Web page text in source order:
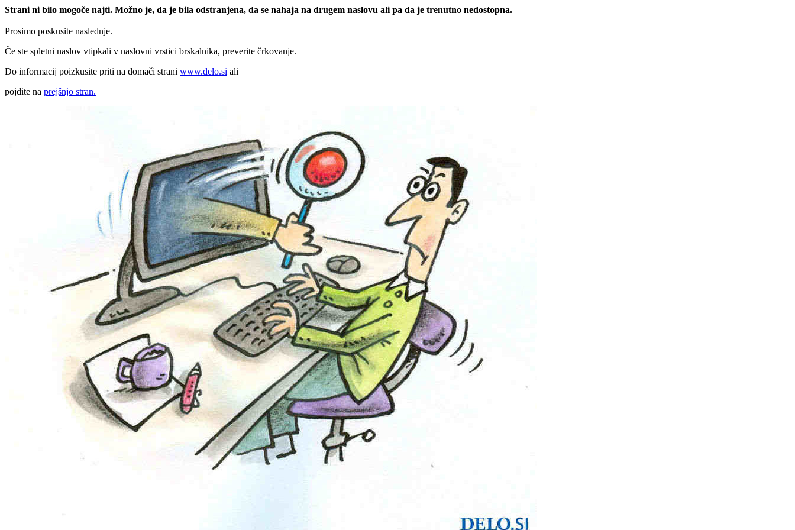
Strani ni bilo mogoče najti. Možno je, da je bila odstranjena, da se nahaja na drugem naslovu ali pa da je trenutno nedostopna.
Prosimo poskusite naslednje.
Če ste spletni naslov vtipkali v naslovni vrstici brskalnika, preverite črkovanje.
Do informacij poizkusite priti na domači strani www.delo.si ali
pojdite na prejšnjo stran.